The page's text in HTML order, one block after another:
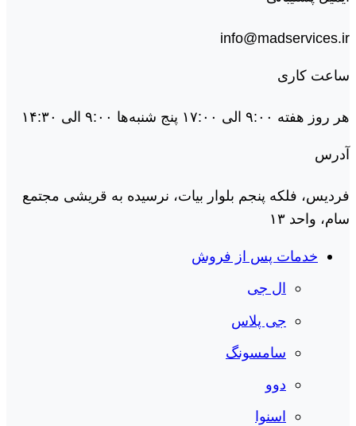
info@madservices.ir
ساعت کاری
هر روز هفته ۹:۰۰ الی ۱۷:۰۰ پنج شنبه‌ها ۹:۰۰ الی ۱۴:۳۰
آدرس
فردیس، فلکه پنجم بلوار بیات، نرسیده به قریشی مجتمع
سام، واحد ۱۳
خدمات پس از فروش
ال جی
جی پلاس
سامسونگ
دوو
اسنوا